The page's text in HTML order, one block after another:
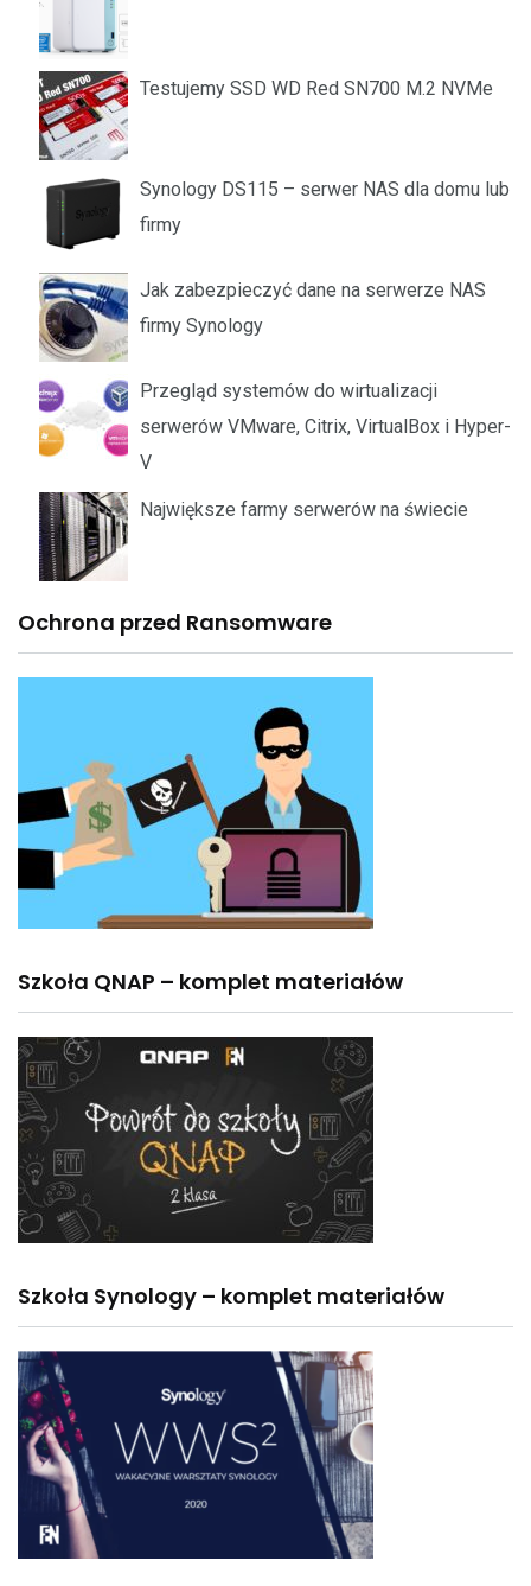
Testujemy SSD WD Red SN700 M.2 NVMe
Synology DS115 – serwer NAS dla domu lub
firmy
Jak zabezpieczyć dane na serwerze NAS
firmy Synology
Przegląd systemów do wirtualizacji
serwerów VMware, Citrix, VirtualBox i Hyper-
V
Największe farmy serwerów na świecie
Ochrona przed Ransomware
Szkoła QNAP – komplet materiałów
Szkoła Synology – komplet materiałów